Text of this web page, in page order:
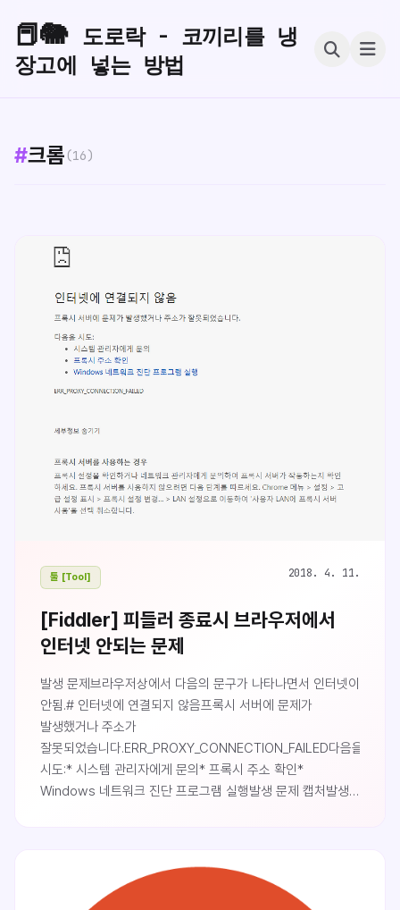
📕🐘 도로락 - 코끼리를 냉
장고에 넣는 방법
#크롬 (16)
툴 [Tool] 2018. 4. 11.
[Fiddler] 피들러 종료시 브라우저에서
인터넷 안되는 문제
발생 문제브라우저상에서 다음의 문구가 나타나면서 인터넷이
안됨.# 인터넷에 연결되지 않음프록시 서버에 문제가
발생했거나 주소가
잘못되었습니다.ERR_PROXY_CONNECTION_FAILED다음을
시도:* 시스템 관리자에게 문의* 프록시 주소 확인*
Windows 네트워크 진단 프로그램 실행발생 문제 캡처발생
시점에 프록시 설정을 해제하면서 종료하게 되는데, 강제로
피들러를 종료하거나 버그로 인해 프록시 설정이 해제되지